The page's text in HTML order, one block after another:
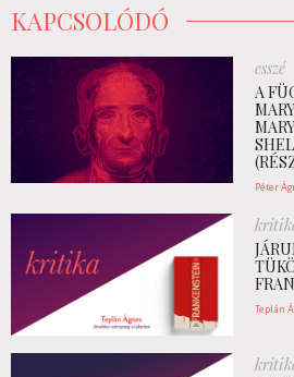
KAPCSOLÓDÓ
esszé
A
Péter
Teplán